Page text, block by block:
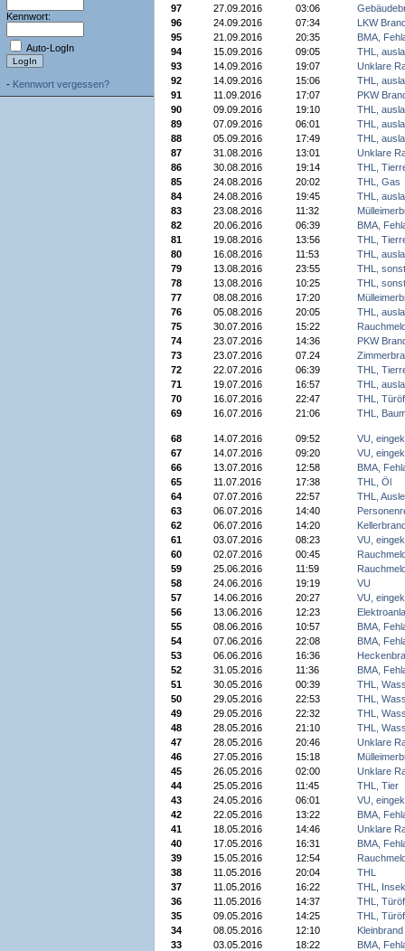
Kennwort:
Auto-LogIn
- Kennwort vergessen?
97
27.09.2016 03:06
96
24.09.2016 07:34
LKW
95
21.09.2016 20:35
BMA,
94
15.09.2016 09:05
THL,
93
14.09.2016 19:07
Unklare
92
14.09.2016 15:06
THL,
91
11.09.2016 17:07
PKW
90
09.09.2016 19:10
THL,
89
07.09.2016 06:01
THL,
88
05.09.2016 17:49
THL,
87
31.08.2016 13:01
Unklare
86
30.08.2016 19:14
THL,
85
24.08.2016 20:02
THL, Gas
84
24.08.2016 19:45
THL,
83
23.08.2016 11:32
82
20.06.2016 06:39
BMA,
81
19.08.2016 13:56
THL,
80
16.08.2016 11:53
THL,
79
13.08.2016 23:55
THL,
78
13.08.2016 10:25
THL,
77
08.08.2016 17:20
76
05.08.2016 20:05
THL,
75
30.07.2016 15:22
74
23.07.2016 14:36
PKW
73
23.07.2016 07.24
72
22.07.2016 06:39
THL,
71
19.07.2016 16:57
THL,
70
16.07.2016 22:47
THL,
69
16.07.2016 21:06 THL,
68 14.07.2016 09:52
VU,
67
14.07.2016 09:20
VU,
66
13.07.2016 12:58
BMA,
65
11.07.2016 17:38
THL, Öl
64
07.07.2016 22:57
THL,
63
06.07.2016 14:40
62
06.07.2016 14:20
61
03.07.2016 08:23
VU,
60
02.07.2016 00:45
59
25.06.2016 11:59
58
24.06.2016 19:19
VU
57
14.06.2016 20:27
VU,
56
13.06.2016 12:23
55
08.06.2016 10:57
BMA,
54
07.06.2016 22:08
BMA,
53
06.06.2016 16:36
52
31.05.2016 11:36
BMA,
51
30.05.2016 00:39
THL,
50
29.05.2016 22:53
THL,
49
29.05.2016 22:32
THL,
48
28.05.2016 21:10
THL,
47
28.05.2016 20:46
Unklare
46
27.05.2016 15:18
45
26.05.2016 02:00
Unklare
44
25.05.2016 11:45
THL, Tier
43
24.05.2016 06:01
VU,
42
22.05.2016 13:22
BMA,
41
18.05.2016 14:46
Unklare
40
17.05.2016 16:31
BMA,
39
15.05.2016 12:54
38
11.05.2016 20:04
THL
37
11.05.2016 16:22
THL,
36
11.05.2016 14:37
THL,
35
09.05.2016 14:25
THL,
34
08.05.2016 12:10
Kleinbrand
33
03.05.2016 18:22
BMA,